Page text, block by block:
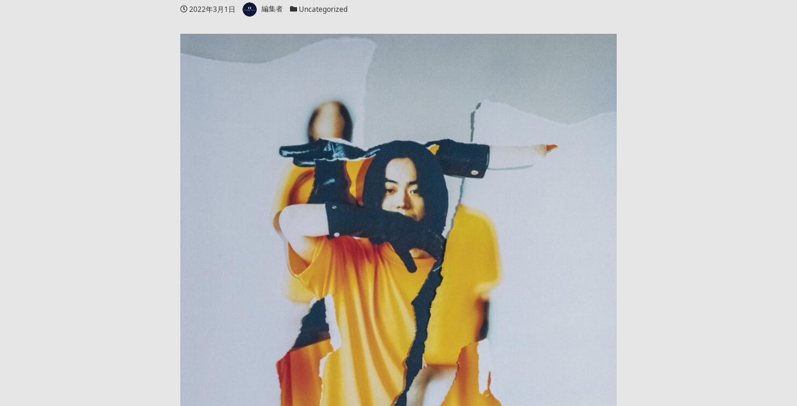
投稿日
2022年3月1日 著者 編集者 カテゴリー
Uncategorized